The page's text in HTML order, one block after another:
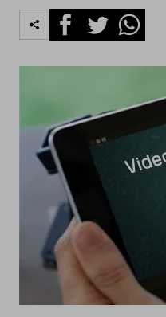
FacebookTwitterWhatsapp